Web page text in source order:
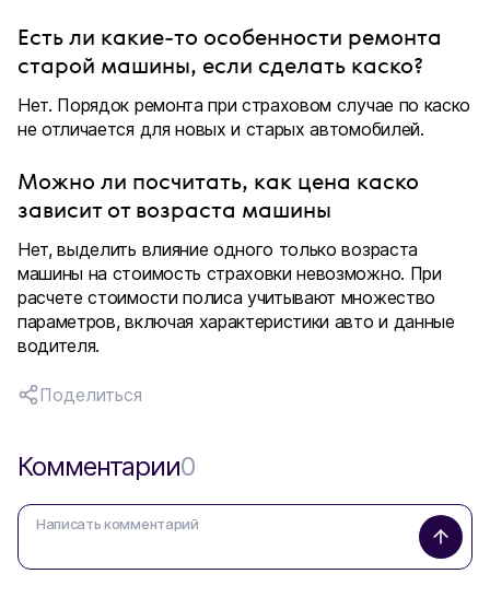
Есть ли какие-то особенности ремонта
старой машины, если сделать каско?
Нет. Порядок ремонта при страховом случае по каско
не отличается для новых и старых автомобилей.
Можно ли посчитать, как цена каско
зависит от возраста машины
Нет, выделить влияние одного только возраста
машины на стоимость страховки невозможно. При
расчете стоимости полиса учитывают множество
параметров, включая характеристики авто и данные
водителя.
Поделиться
Комментарии0